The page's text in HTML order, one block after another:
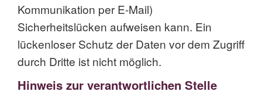
Kommunikation per E-Mail)
Sicherheitslücken aufweisen kann. Ein
lückenloser Schutz der Daten vor dem Zugriff
durch Dritte ist nicht möglich.
Hinweis zur verantwortlichen Stelle